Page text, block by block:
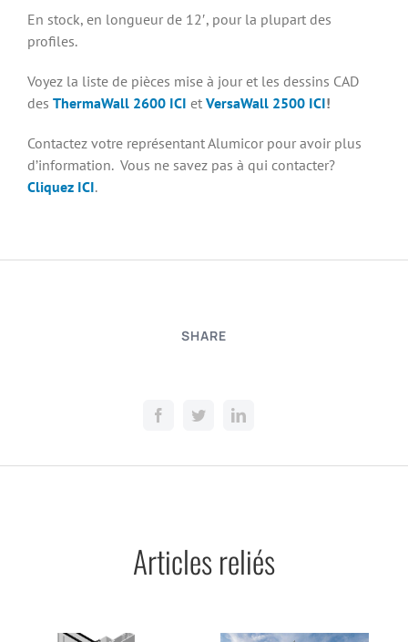
En stock, en longueur de 12′, pour la plupart des
profiles.
Voyez la liste de pièces mise à jour et les dessins CAD
des ThermaWall 2600 ICI et VersaWall 2500 ICI!
Contactez votre représentant Alumicor pour avoir plus
d’information. Vous ne savez pas à qui contacter?
Cliquez ICI.
SHARE
Articles reliés